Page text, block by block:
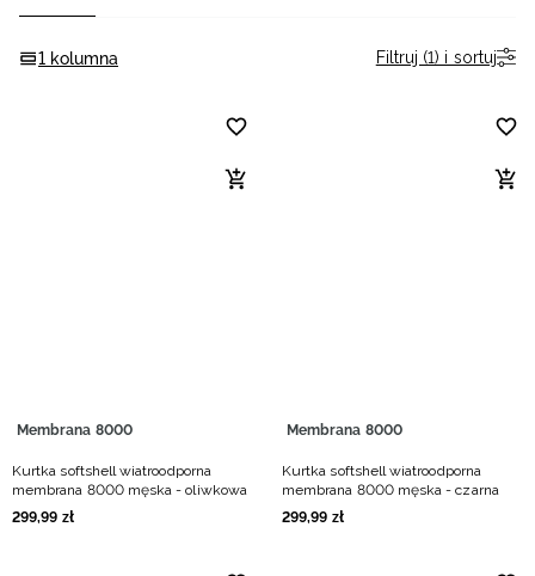
1 kolumna Filtruj (1) i sortuj
Membrana 8000
Kurtka softshell wiatroodporna
membrana 8000 męska - oliwkowa
299,99 zł
Membrana 8000
Kurtka softshell wiatroodporna
membrana 8000 męska - czarna
299,99 zł
Chorwacki / EUR
Słowacki / EUR
Ukraiński / UAH